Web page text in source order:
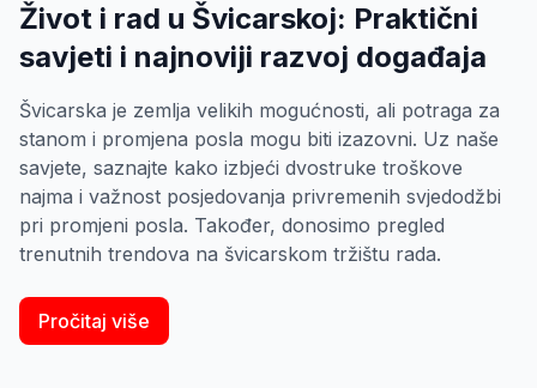
Život i rad u Švicarskoj: Praktični
savjeti i najnoviji razvoj događaja
Švicarska je zemlja velikih mogućnosti, ali potraga za
stanom i promjena posla mogu biti izazovni. Uz naše
savjete, saznajte kako izbjeći dvostruke troškove
najma i važnost posjedovanja privremenih svjedodžbi
pri promjeni posla. Također, donosimo pregled
trenutnih trendova na švicarskom tržištu rada.
Pročitaj više